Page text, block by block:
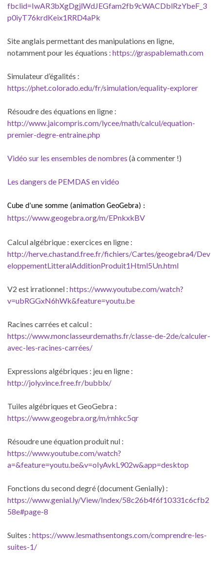
fbclid=IwAR3bXgDgjlWdJEGfam2fb9cWACDblRzYbeF_3
p0iyT76krdKeix1RRD4aPk
Site anglais permettant des manipulations en ligne,
notamment pour les équations : https://graspablemath.com
Simulateur d’égalités :
https://phet.colorado.edu/fr/simulation/equality-explorer
Résoudre des équations en ligne :
http://www.jaicompris.com/lycee/math/calcul/equation-
premier-degre-entraine.php
Vidéo sur les ensembles de nombres (à commenter !)
Les dangers de PEMDAS en vidéo
Cube d’une somme (animation GeoGebra) :
https://www.geogebra.org/m/EPnkxkBV
Calcul algébrique : exercices en ligne :
http://herve.chastand.free.fr/fichiers/Cartes/geogebra4/Dev
eloppementLitteralAdditionProduit1Html5Un.html
V2 est irrationnel : https://www.youtube.com/watch?
v=ubRGGxN6hWk&feature=youtu.be
Racines carrées et calcul :
https://www.monclasseurdemaths.fr/classe-de-2de/calculer-
avec-les-racines-carrées/
Expressions algébriques : jeu en ligne :
http://joly.vince.free.fr/bubblx/
Tuiles algébriques et GeoGebra :
https://www.geogebra.org/m/rnhkc5qr
Résoudre une équation produit nul :
https://www.youtube.com/watch?
a=&feature=youtu.be&v=oIyAvkL902w&app=desktop
Fonctions du second degré (document Genially) :
https://www.genial.ly/View/Index/58c26b4f6f10331c6cfb2
58e#page-8
Suites : https://www.lesmathsentongs.com/comprendre-les-
suites-1/